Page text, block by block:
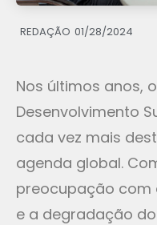
REDAÇÃO 01/28/2024
Nos últimos anos,
Desenvolvimento
cada vez mais
agenda global.
preocupação com
e a degradação